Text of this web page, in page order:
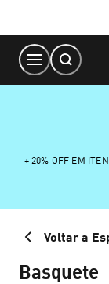
Content
+ 20% OFF EM
Voltar a
Basquete